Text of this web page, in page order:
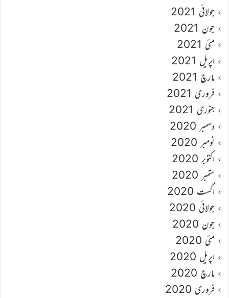
جولائی 2021
جون 2021
مئی 2021
اپریل 2021
مارچ 2021
فروری 2021
جنوری 2021
دسمبر 2020
نومبر 2020
اکتوبر 2020
ستمبر 2020
اگست 2020
جولائی 2020
جون 2020
مئی 2020
اپریل 2020
مارچ 2020
فروری 2020